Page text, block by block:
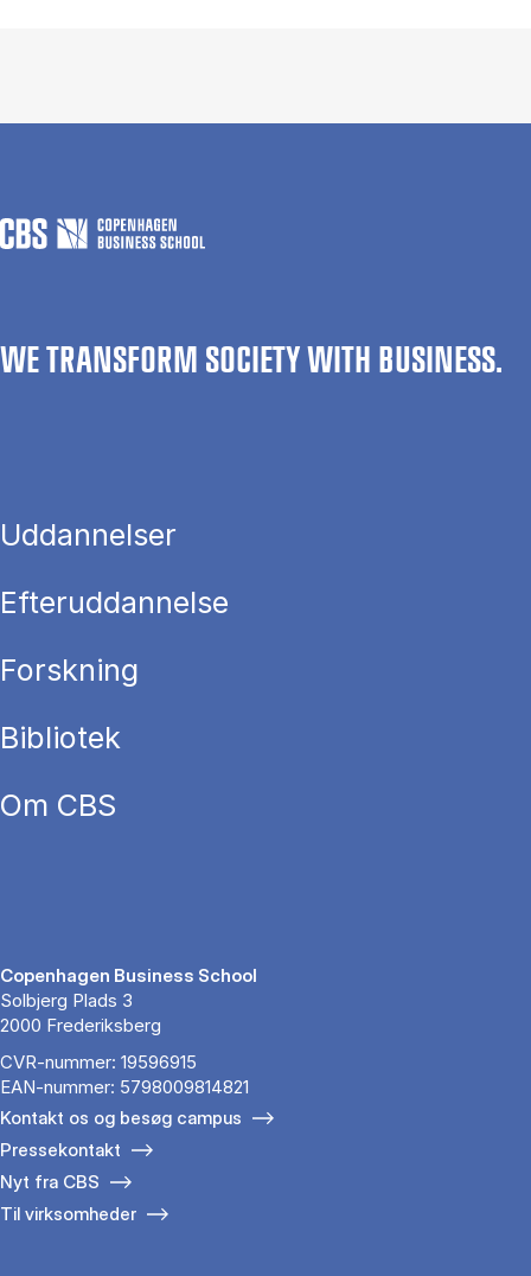
WE TRANSFORM SOCIETY WITH BUSINESS.
Uddannelser
Efteruddannelse
Forskning
Bibliotek
Om CBS
Copenhagen Business School
Solbjerg Plads 3
2000 Frederiksberg
CVR-nummer: 19596915
EAN-nummer: 5798009814821
Kontakt os og besøg campus
Pressekontakt
Nyt fra CBS
Til virksomheder